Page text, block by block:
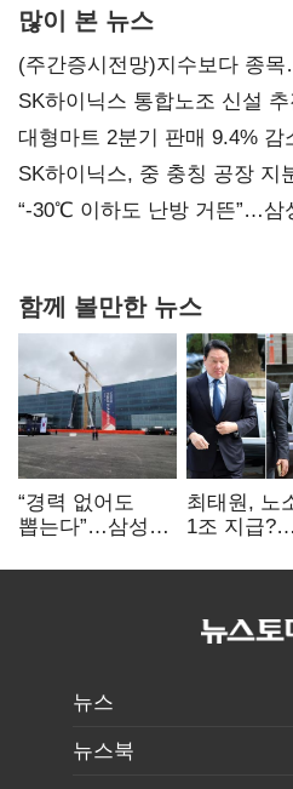
많이 본 뉴스
(주간증시전망)지수보다 종
SK하이닉스 통합노조 신설
불만 확산
대형마트 2분기 판매 9.4%
SK하이닉스, 중 충칭 공장 지
없어”
“-30℃ 이하도 난방 거뜬”…삼
함께 볼만한 뉴스
“경력 없어도
뽑는다”…삼성
반도체 인재
최태원, 노
1조 지급?…
뉴스
뉴스북